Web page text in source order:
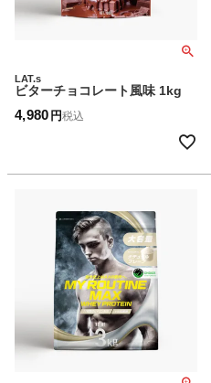
LAT.s
ビターチョコレート風味 1kg
4,980 税込